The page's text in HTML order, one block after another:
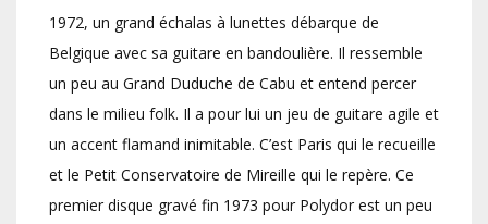
1972, un grand échalas à lunettes débarque de
Belgique avec sa guitare en bandoulière. Il ressemble
un peu au Grand Duduche de Cabu et entend percer
dans le milieu folk. Il a pour lui un jeu de guitare agile et
un accent flamand inimitable. C’est Paris qui le recueille
et le Petit Conservatoire de Mireille qui le repère. Ce
premier disque gravé fin 1973 pour Polydor est un peu